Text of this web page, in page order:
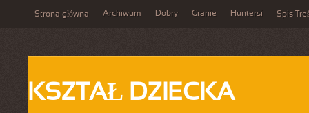
Strona główna Archiwum Dobry Granie Huntersi Spis
KSZTAŁ DZIECKA